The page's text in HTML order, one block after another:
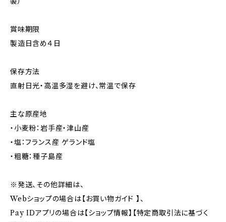
賞味期限
製造日含め４日
保存方法
直射日光・高温多湿を避け、常温で保存
主な原産地
・小麦粉：岩手産・津山産
・塩：フランス産 ゲランド塩
・粗糖：種子島産
※発送、その他詳細は、
Webショップの場合は【お買い物ガイド 】、
Pay IDアプリの場合は【ショップ情報】【特定商取引法に基づく